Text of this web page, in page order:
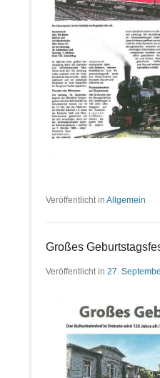
Veröffentlicht in Allgemein
Großes
Veröffentlicht in 27.